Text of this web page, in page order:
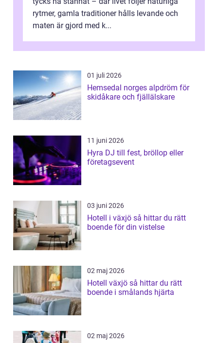
rytmer, gamla traditioner hålls levande och
maten är gjord med k...
01 juli 2026
Hemsedal norges alpdröm för
skidåkare och fjällälskare
11 juni 2026
Hyra DJ till fest, bröllop eller
företagsevent
03 juni 2026
Hotell i växjö så hittar du rätt
boende för din vistelse
02 maj 2026
Hotell växjö så hittar du rätt
boende i smålands hjärta
02 maj 2026